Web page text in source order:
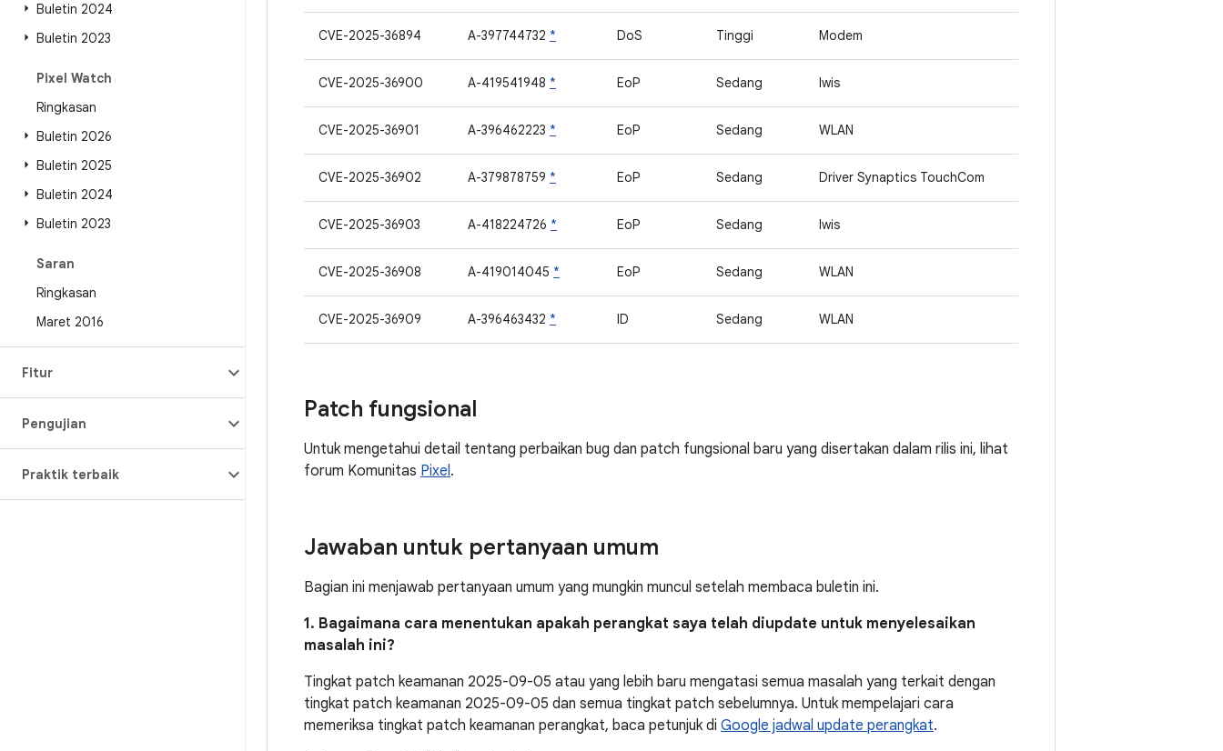
Buletin 2024
Buletin 2023
Pixel Watch
Ringkasan
Buletin 2026
Buletin 2025
Buletin 2024
Buletin 2023
Saran
Ringkasan
Maret 2016
Fitur
Pengujian
Praktik terbaik
CVE-2025-36894 A-397744732 * DoS Tinggi Modem
CVE-2025-36900 A-419541948 * EoP Sedang lwis
CVE-2025-36901 A-396462223 * EoP Sedang WLAN
CVE-2025-36902 A-379878759 * EoP Sedang Driver Synaptics TouchCom
CVE-2025-36903 A-418224726 * EoP Sedang lwis
CVE-2025-36908 A-419014045 * EoP Sedang WLAN
CVE-2025-36909 A-396463432 * ID Sedang WLAN
Patch fungsional
Untuk mengetahui detail tentang perbaikan bug dan patch fungsional baru yang disertakan dalam rilis ini, lihat
forum Komunitas Pixel.
Jawaban untuk pertanyaan umum
Bagian ini menjawab pertanyaan umum yang mungkin muncul setelah membaca buletin ini.
1. Bagaimana cara menentukan apakah perangkat saya telah diupdate untuk menyelesaikan
masalah ini?
Tingkat patch keamanan 2025-09-05 atau yang lebih baru mengatasi semua masalah yang terkait dengan
tingkat patch keamanan 2025-09-05 dan semua tingkat patch sebelumnya. Untuk mempelajari cara
memeriksa tingkat patch keamanan perangkat, baca petunjuk di Google jadwal update perangkat.